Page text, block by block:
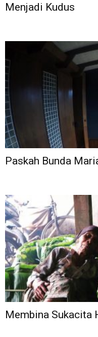
Menjadi Kudus
Paskah Bunda
Membina Sukacita